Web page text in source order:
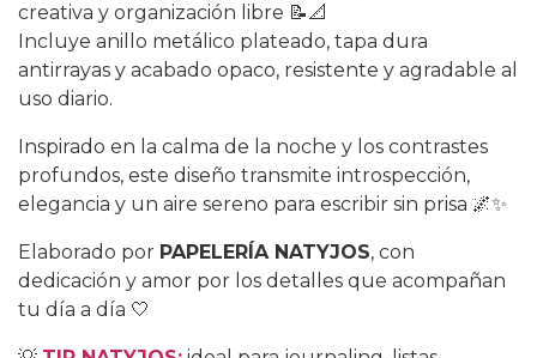
creativa y organización libre 📝📐
Incluye anillo metálico plateado, tapa dura
antirrayas y acabado opaco, resistente y agradable al
uso diario.
Inspirado en la calma de la noche y los contrastes
profundos, este diseño transmite introspección,
elegancia y un aire sereno para escribir sin prisa 🌌✨
Elaborado por PAPELERÍA NATYJOS, con
dedicación y amor por los detalles que acompañan
tu día a día 🤍